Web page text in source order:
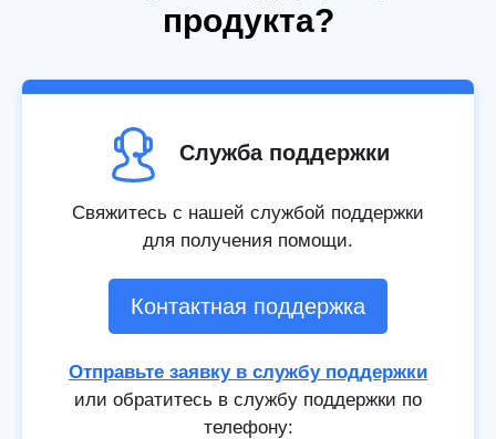
продукта?
Служба поддержки
Свяжитесь с нашей службой поддержки
для получения помощи.
Контактная поддержка
Отправьте заявку в службу поддержки
или обратитесь в службу поддержки по
телефону: